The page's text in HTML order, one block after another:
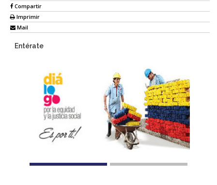
Compartir
Imprimir
Mail
Entérate